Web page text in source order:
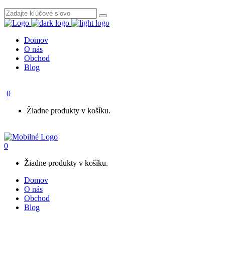
Domov
O nás
Obchod
Blog
0
Žiadne produkty v košíku.
0
Žiadne produkty v košíku.
Domov
O nás
Obchod
Blog